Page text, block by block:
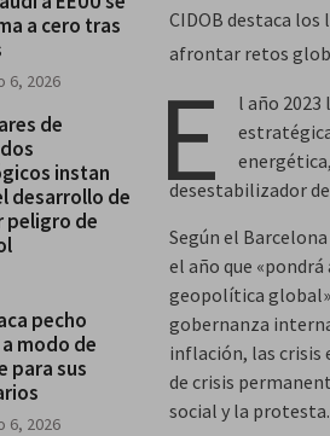
CIDOB destaca
afrontar retos
E
l año
desestabilizador
Según el
el año que
geopolítica global»
gobernanza
inflación, las crisis
de crisis
social y la protesta.
a cero tras
6, 2026
de
instan
desarrollo de
peligro de
pecho
modo de
para sus
6, 2026